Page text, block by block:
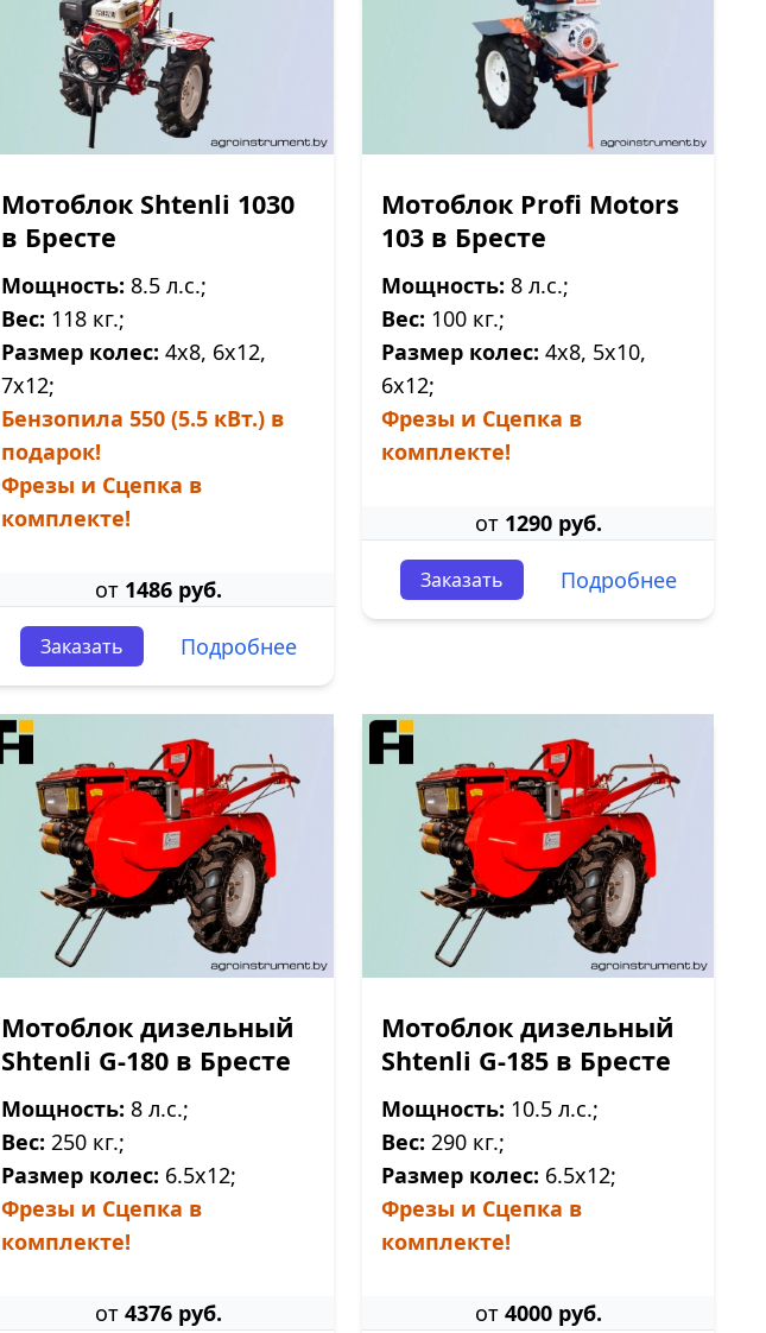
Мотоблок Shtenli 1030
в Бресте
Мощность: 8.5 л.с.;
Вес: 118 кг.;
Размер колес: 4х8, 6х12,
7х12;
Бензопила 550 (5.5 кВт.) в
подарок!
Фрезы и Сцепка в
комплекте!
от 1486 руб.
Заказать Подробнее
Мотоблок Profi Motors
103 в Бресте
Мощность: 8 л.с.;
Вес: 100 кг.;
Размер колес: 4х8, 5х10,
6х12;
Фрезы и Сцепка в
комплекте!
от 1290 руб.
Заказать Подробнее
Мотоблок дизельный
Shtenli G-180 в Бресте
Мощность: 8 л.с.;
Вес: 250 кг.;
Размер колес: 6.5х12;
Фрезы и Сцепка в
комплекте!
от 4376 руб.
Мотоблок дизельный
Shtenli G-185 в Бресте
Мощность: 10.5 л.с.;
Вес: 290 кг.;
Размер колес: 6.5х12;
Фрезы и Сцепка в
комплекте!
от 4000 руб.